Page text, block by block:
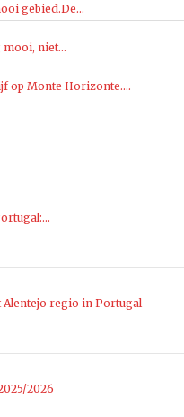
gebied.De...
mooi, niet...
op Monte Horizonte....
regio in Portugal
2026